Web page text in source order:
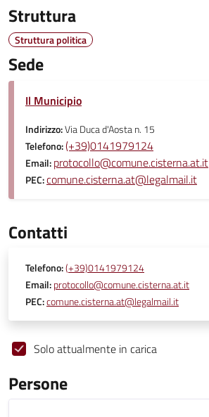
Struttura
Struttura politica
Sede
Il Municipio
Indirizzo:Via Duca d'Aosta n. 15
Telefono:(+39)0141979124
Email:protocollo@comune.cisterna.at.it
PEC:comune.cisterna.at@legalmail.it
Contatti
Telefono:(+39)0141979124
Email:protocollo@comune.cisterna.at.it
PEC:comune.cisterna.at@legalmail.it
Solo attualmente in carica
Persone